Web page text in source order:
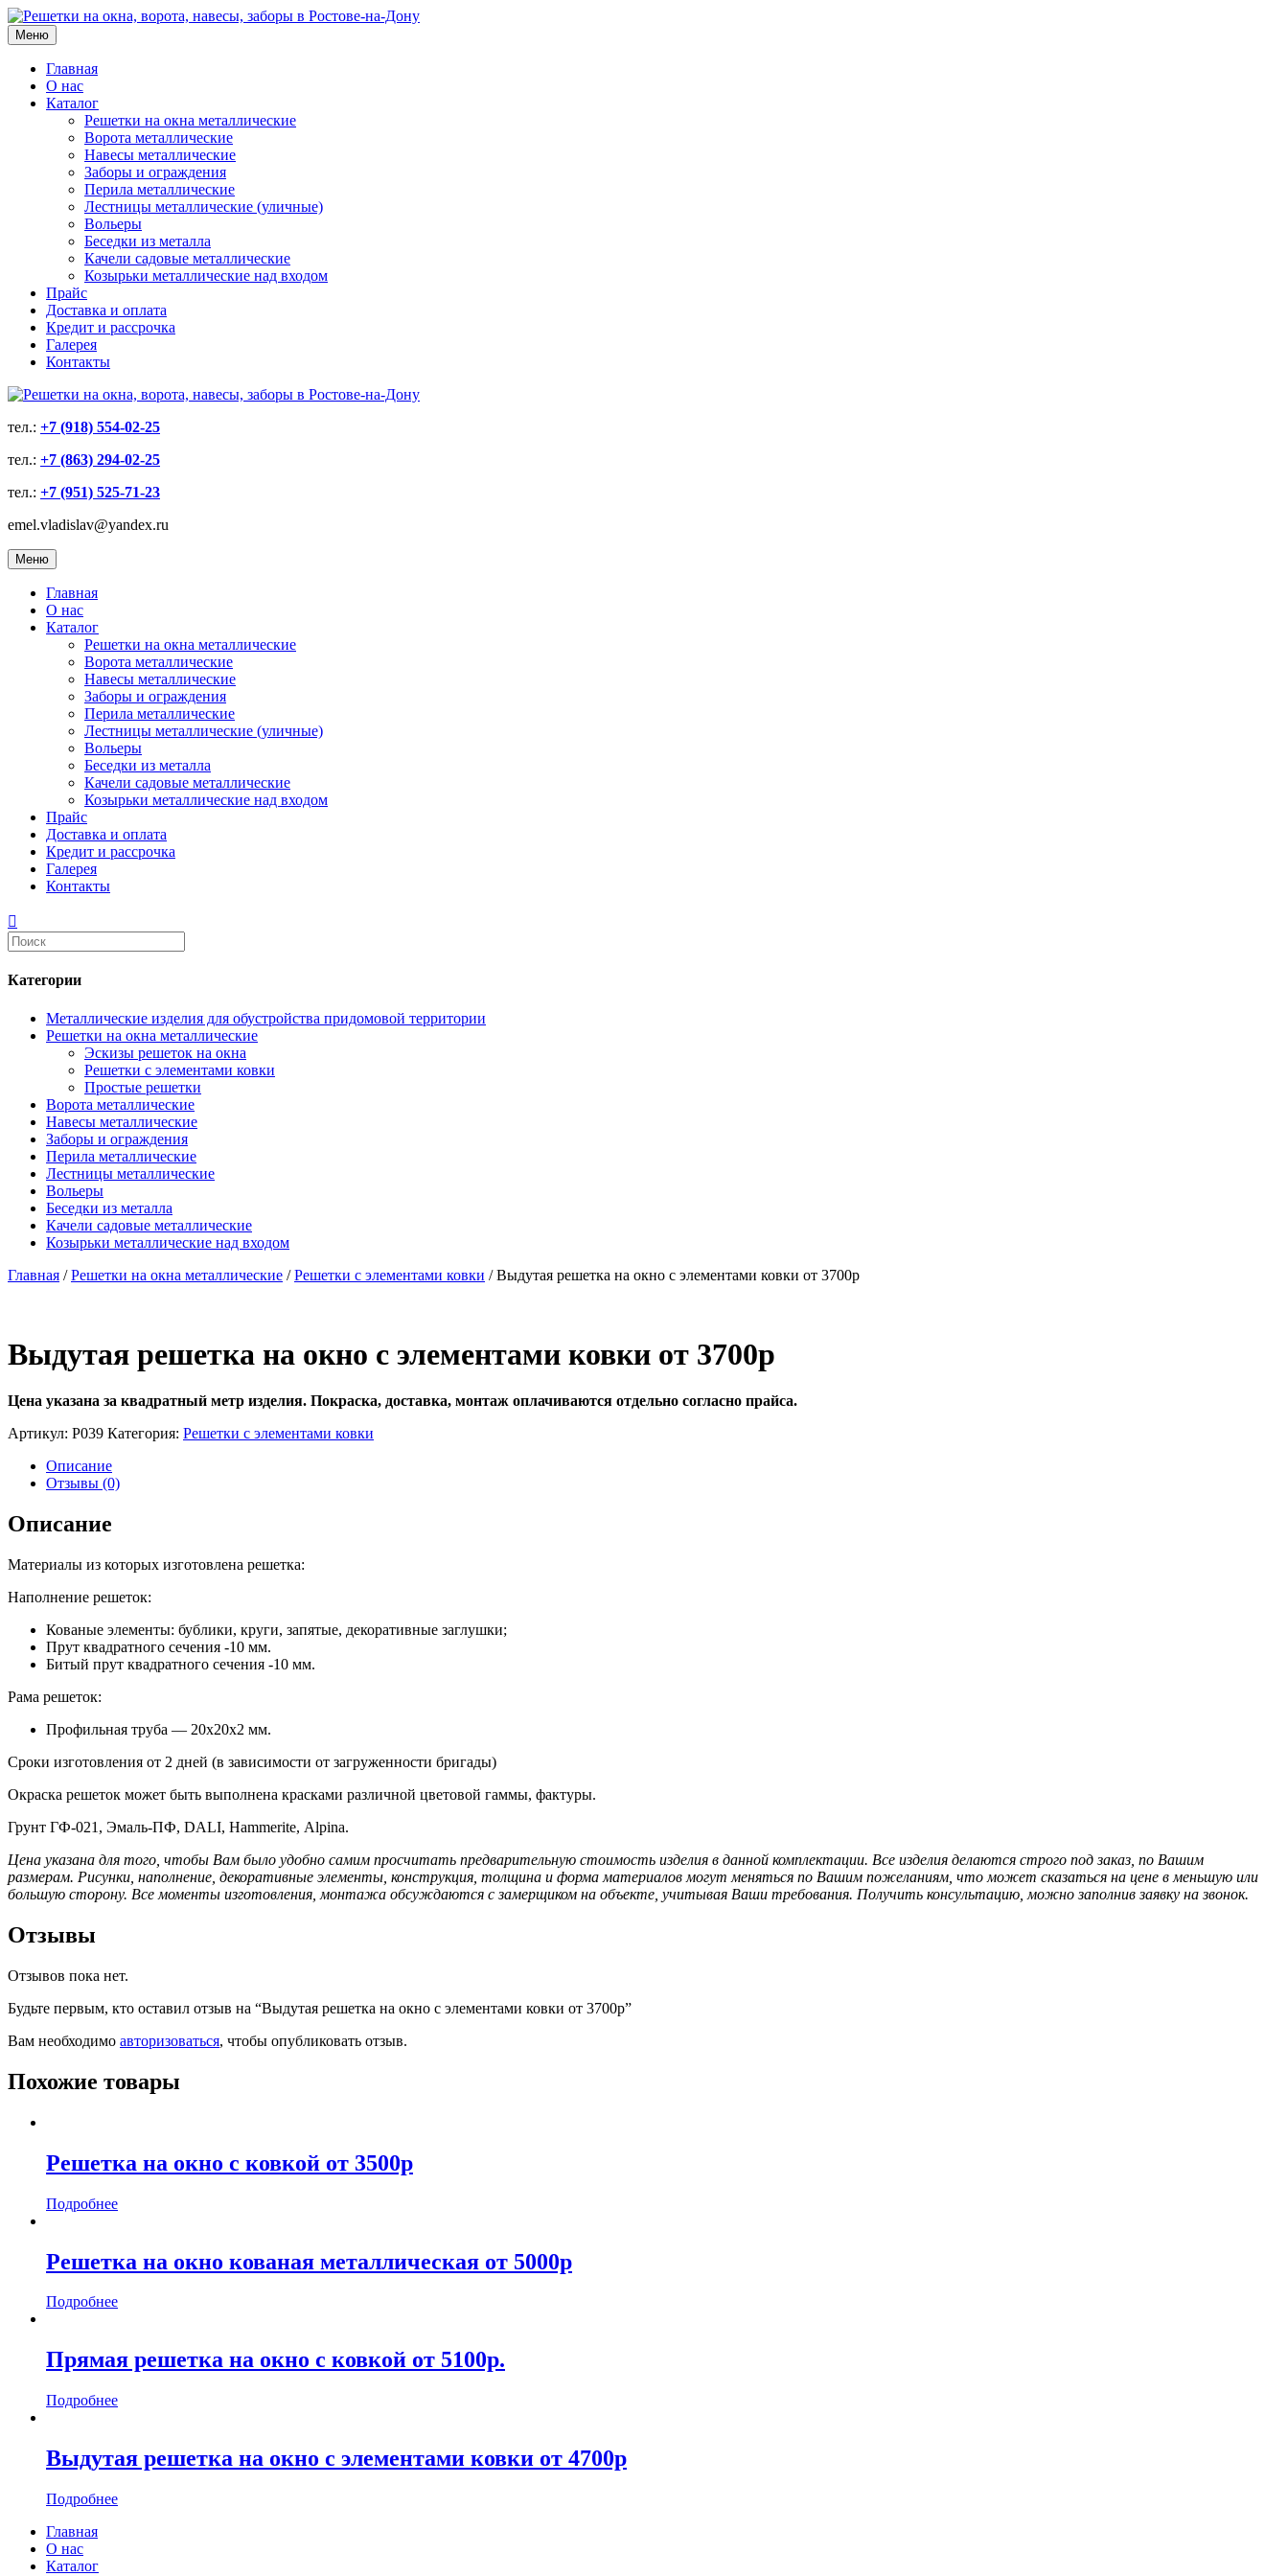
Меню
Главная
О нас
Каталог
Решетки на окна металлические
Ворота металлические
Навесы металлические
Заборы и ограждения
Перила металлические
Лестницы металлические (уличные)
Вольеры
Беседки из металла
Качели садовые металлические
Козырьки металлические над входом
Прайс
Доставка и оплата
Кредит и рассрочка
Галерея
Контакты
тел.: +7 (918) 554-02-25
тел.: +7 (863) 294-02-25
тел.: +7 (951) 525-71-23
emel.vladislav@yandex.ru
Меню
Главная
О нас
Каталог
Решетки на окна металлические
Ворота металлические
Навесы металлические
Заборы и ограждения
Перила металлические
Лестницы металлические (уличные)
Вольеры
Беседки из металла
Качели садовые металлические
Козырьки металлические над входом
Прайс
Доставка и оплата
Кредит и рассрочка
Галерея
Контакты
Категории
Металлические изделия для обустройства придомовой территории
Решетки на окна металлические
Эскизы решеток на окна
Решетки с элементами ковки
Простые решетки
Ворота металлические
Навесы металлические
Заборы и ограждения
Перила металлические
Лестницы металлические
Вольеры
Беседки из металла
Качели садовые металлические
Козырьки металлические над входом
Главная /Решетки на окна металлические /Решетки с элементами ковки / Выдутая решетка на окно с элементами ковки от 3700р
Выдутая решетка на окно с элементами ковки от 3700р
Цена указана за квадратный метр изделия. Покраска, доставка, монтаж оплачиваются отдельно согласно прайса.
Артикул: Р039 Категория: Решетки с элементами ковки
Описание
Отзывы (0)
Описание
Материалы из которых изготовлена решетка:
Наполнение решеток:
Кованые элементы: бублики, круги, запятые, декоративные заглушки;
Прут квадратного сечения -10 мм.
Битый прут квадратного сечения -10 мм.
Рама решеток:
Профильная труба — 20х20х2 мм.
Сроки изготовления от 2 дней (в зависимости от загруженности бригады)
Окраска решеток может быть выполнена красками различной цветовой гаммы, фактуры.
Грунт ГФ-021, Эмаль-ПФ, DALI, Hammerite, Alpina.
Цена указана для того, чтобы Вам было удобно самим просчитать предварительную стоимость изделия в данной комплектации. Все изделия делаются строго под заказ, по Вашим
размерам. Рисунки, наполнение, декоративные элементы, конструкция, толщина и форма материалов могут меняться по Вашим пожеланиям, что может сказаться на цене в меньшую или
большую сторону. Все моменты изготовления, монтажа обсуждаются с замерщиком на объекте, учитывая Ваши требования. Получить консультацию, можно заполнив заявку на звонок.
Отзывы
Отзывов пока нет.
Будьте первым, кто оставил отзыв на “Выдутая решетка на окно с элементами ковки от 3700р”
Вам необходимо авторизоваться, чтобы опубликовать отзыв.
Похожие товары
Решетка на окно с ковкой от 3500р
Подробнее
Решетка на окно кованая металлическая от 5000р
Подробнее
Прямая решетка на окно с ковкой от 5100р.
Подробнее
Выдутая решетка на окно с элементами ковки от 4700р
Подробнее
Главная
О нас
Каталог